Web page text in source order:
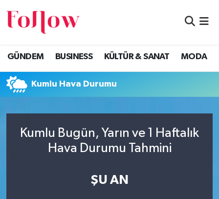
GÜNDEM BUSINESS KÜLTÜR & SANAT MODA
Kumlu Hava Durumu
Kumlu Bugün, Yarın ve 1 Haftalık
Hava Durumu Tahmini
ŞU AN
GÜNDEM
BUSINESS
KÜLTÜR & SANAT
MODA
EĞİTİM
Eskişehir Nöbetçi Eczaneler
Eskişehir Hava Durumu
Eskişehir Namaz Vakitleri
Eskişehir Trafik Yoğunluk Haritası
Süper Lig Puan Durumu ve Fikstür
Son Dakika Haberleri